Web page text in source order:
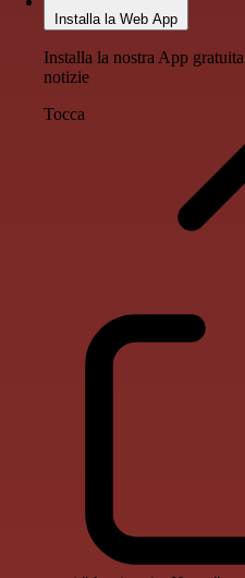
Installa la Web App
Installa la nostra App
notizie
Tocca